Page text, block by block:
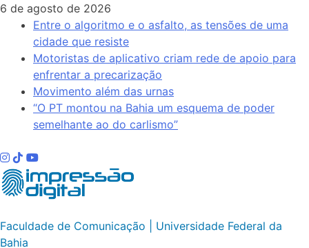
Skip
content
6 de agosto de 2026
Entre o algoritmo e o asfalto, as tensões de uma
cidade que resiste
Motoristas de aplicativo criam rede de apoio para
enfrentar a precarização
Movimento além das urnas
“O PT montou na Bahia um esquema de poder
semelhante ao do carlismo”
Impressão Digital
Faculdade de Comunicação | Universidade Federal da
Bahia